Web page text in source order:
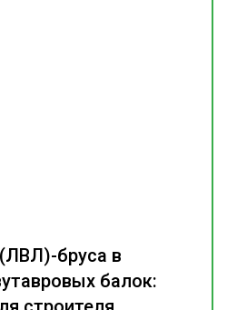
бруса в
балок: